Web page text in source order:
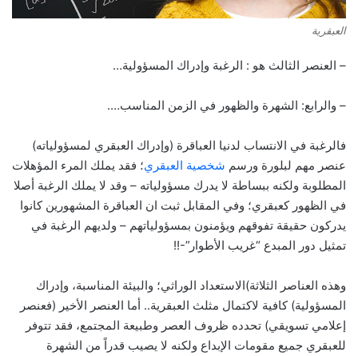
العبقرية
– العنصر الثالث هو : الرغبة وإدراك المسؤولية…
– والرابع: الشهرة والظهور في الزمن المناسب….
فالرغبة في الانتساب لدنيا العباقرة (وإدراك العبقري لمسؤولياته)
عنصر مهم لبلورة ورسم شخصية العبقري؛ فقد يملك المرء المؤهلات
المطلوبة ولكنه ببساطة لا يدرك مسؤولياته – وقد لا يملك الرغبة أصلا
في الظهور كعبقري؛ وفي المقابل ثبت ان العباقرة المشهورين كانوا
يدركون حقيقة تفوقهم ويؤمنون بمسؤولياتهم – ولديهم الرغبة في
تمثيل دور المبدع “غريب الأطوار”-!!
وهذه العناصر الثلاثة)الاستعداد الوراثي؛ والبيئة المناسبة، وإدراك
المسؤولية) كافية لاكتمال مثلث العبقرية.. أما العنصر الأخير (فعنصر
إعلامي تسويقي) تحدده ظروف العصر وطبيعة المجتمع، فقد تتوفر
للعبقري جميع مقومات الإبداع ولكنه لا يصيب قدراً من الشهرة